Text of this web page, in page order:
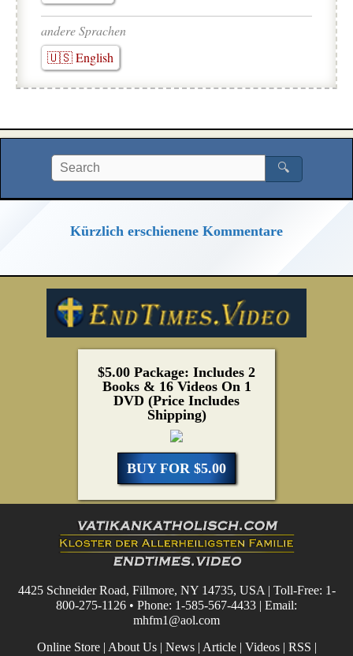
andere Sprachen
🇺🇸 English
🔍
Kürzlich erschienene Kommentare
$5.00 Package: Includes 2
Books & 16 Videos On 1
DVD (Price Includes
Shipping)
BUY FOR $5.00
4425 Schneider Road, Fillmore, NY 14735, USA | Toll-Free: 1-
800-275-1126 • Phone: 1-585-567-4433 | Email:
mhfm1@aol.com
Online Store| About Us| News| Article| Videos| RSS |